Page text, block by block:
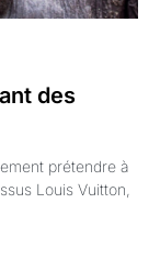
des
prétendre à
Louis Vuitton,